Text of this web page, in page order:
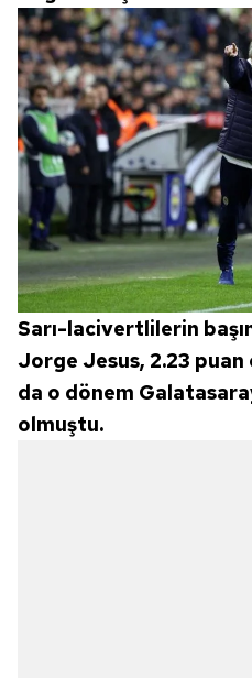
6698 sayılı Kişisel Verilerin
hazırlanmış Aydınlatma
ilgili mevzuata uygun olarak
almak için lütfentıklayınız.
Sarı-lacivertlilerin
Jorge Jesus, 2.23
da o dönem
olmuştu.